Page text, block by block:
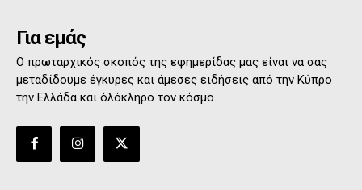
Για εμάς
Ο πρωταρχικός σκοπός της εφημερίδας μας είναι να σας
μεταδίδουμε έγκυρες και άμεσες ειδήσεις από την Κύπρο
την Ελλάδα και όλόκληρο τον κόσμο.